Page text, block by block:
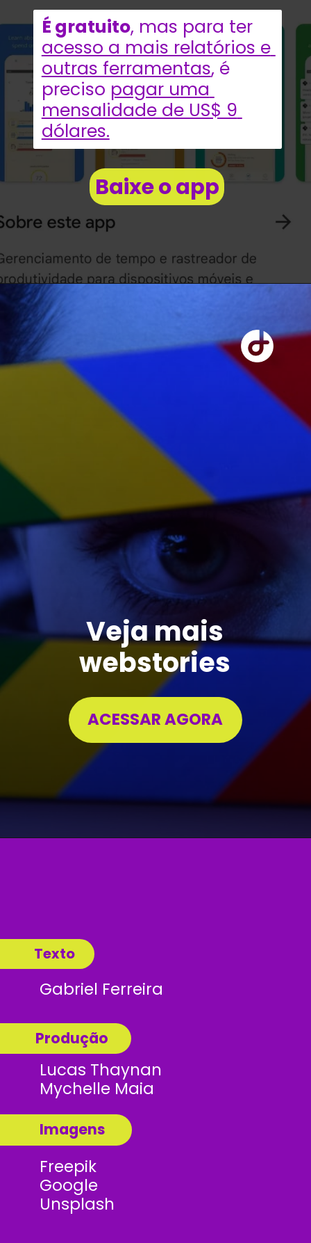
É gratuito, mas
para ter
acesso a mais relatórios e
outras ferramentas, é
preciso pagar uma
mensalidade de US$ 9
dólares.
Baixe o app
Veja mais
webstories
ACESSAR AGORA
Texto
Produção
Imagens
Gabriel Ferreira
Lucas Thaynan
Mychelle Maia
Freepik
Google
Unsplash